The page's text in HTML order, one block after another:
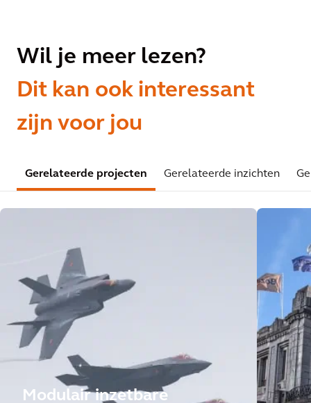
Wil je meer lezen?
Dit kan ook interessant
zijn voor jou
Gerelateerde projecten Gerelateerde inzichten
Modulair inzetbare